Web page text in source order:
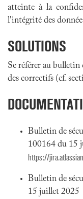
atteinte à la
l'intégrité des
SOLUTIONS
Se référer au
des correctifs (cf.
Bulletin de
100164 du 15
https://
Bulletin de
15 juillet 2025